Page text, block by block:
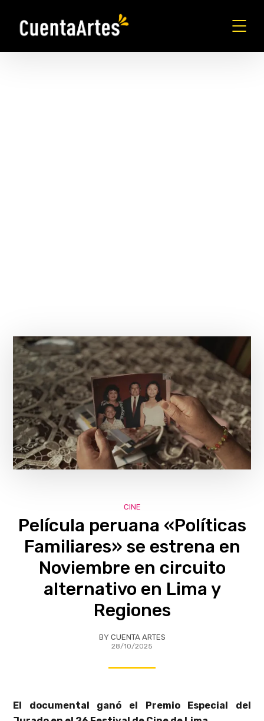
CINE
Película peruana «Políticas
Familiares» se estrena en
Noviembre en circuito
alternativo en Lima y
Regiones
BY CUENTA ARTES
28/10/2025
El documental ganó el Premio Especial del